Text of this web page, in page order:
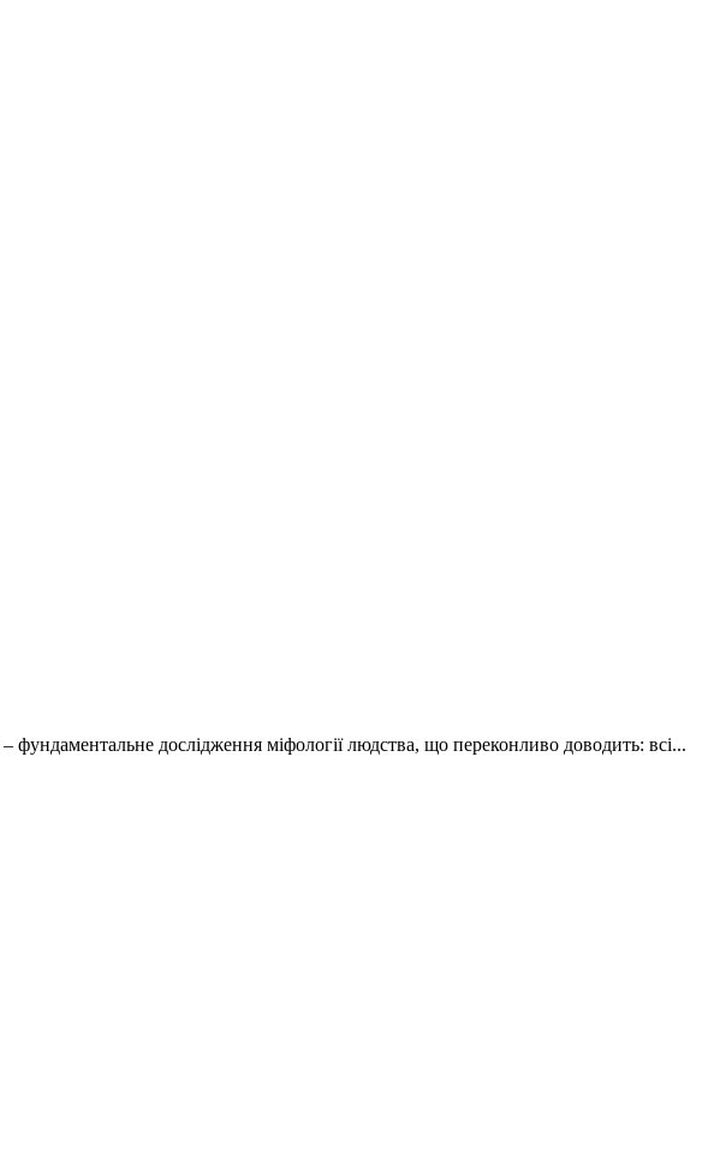
дослідження міфології людства, що переконливо доводить: всі...